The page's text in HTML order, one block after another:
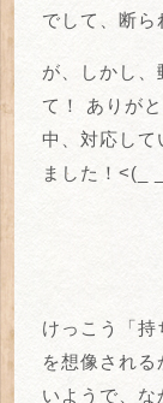
でして、断ら
が、しかし、
て！
ありが
中、対応して
ました！<(_
けっこう「持
を想像される
いようで、